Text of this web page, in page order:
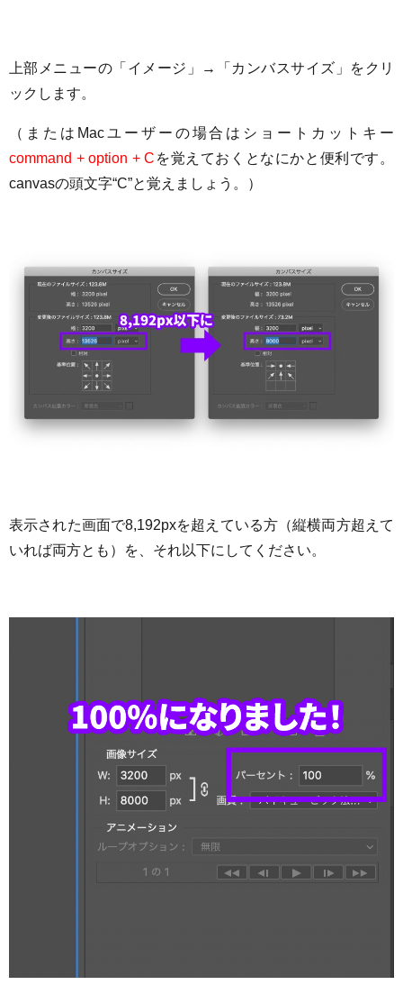
上部メニューの「イメージ」→「カンバスサイズ」をクリ
ックします。
（またはMacユーザーの場合はショートカットキー
command + option + C を覚えておくとなにかと便利です。
canvasの頭文字“C”と覚えましょう。）
表示された画面で8,192pxを超えている方（縦横両方超えて
いれば両方とも）を、それ以下にしてください。